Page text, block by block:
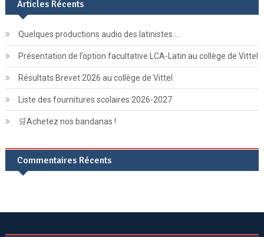
Articles Récents
Quelques productions audio des latinistes …
Présentation de l’option facultative LCA-Latin au collège de Vittel
Résultats Brevet 2026 au collège de Vittel
Liste des fournitures scolaires 2026-2027
🛒Achetez nos bandanas !
Commentaires Récents